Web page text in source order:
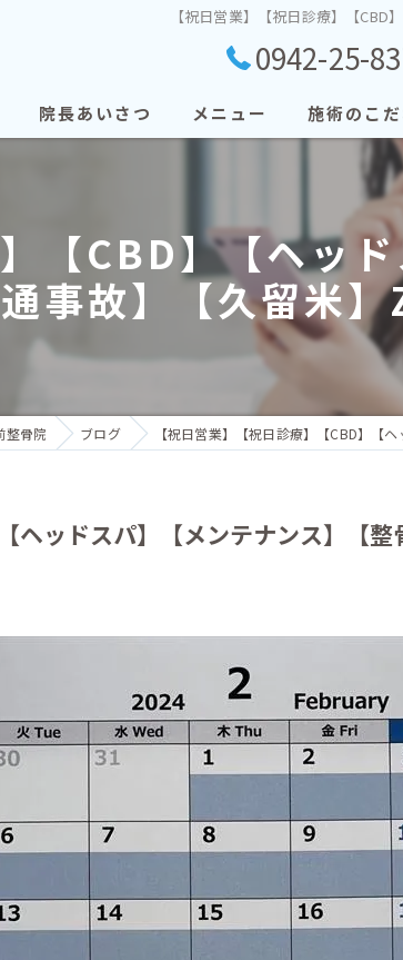
【祝日営業】【祝日診療】【
0942-25-
院長あいさつ メニュー 施術のこだ
【CBD】【ヘッ
事故】【久留米
整骨院 ブログ 【祝日営業】【祝日診療】【CBD】【
ヘッドスパ】【メンテナンス】【